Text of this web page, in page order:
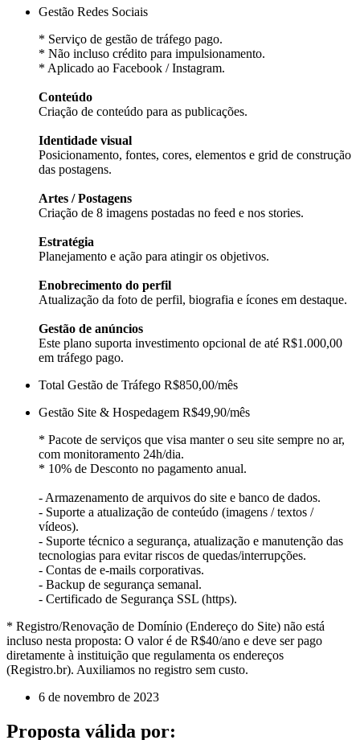
Gestão Redes Sociais
* Serviço de gestão de tráfego pago.
* Não incluso crédito para impulsionamento.
* Aplicado ao Facebook / Instagram.
Conteúdo
Criação de conteúdo para as publicações.
Identidade visual
Posicionamento, fontes, cores, elementos e grid de construção
das postagens.
Artes / Postagens
Criação de 8 imagens postadas no feed e nos stories.
Estratégia
Planejamento e ação para atingir os objetivos.
Enobrecimento do perfil
Atualização da foto de perfil, biografia e ícones em destaque.
Gestão de anúncios
Este plano suporta investimento opcional de até R$1.000,00
em tráfego pago.
Total Gestão de Tráfego R$850,00/mês
Gestão Site & Hospedagem R$49,90/mês
* Pacote de serviços que visa manter o seu site sempre no ar,
com monitoramento 24h/dia.
* 10% de Desconto no pagamento anual.
- Armazenamento de arquivos do site e banco de dados.
- Suporte a atualização de conteúdo (imagens / textos /
vídeos).
- Suporte técnico a segurança, atualização e manutenção das
tecnologias para evitar riscos de quedas/interrupções.
- Contas de e-mails corporativas.
- Backup de segurança semanal.
- Certificado de Segurança SSL (https).
* Registro/Renovação de Domínio (Endereço do Site) não está
incluso nesta proposta: O valor é de R$40/ano e deve ser pago
diretamente à instituição que regulamenta os endereços
(Registro.br). Auxiliamos no registro sem custo.
6 de novembro de 2023
Proposta válida por: